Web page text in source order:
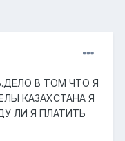
В ТОМ ЧТО Я
КАЗАХСТАНА Я
ЛИ Я ПЛАТИТЬ